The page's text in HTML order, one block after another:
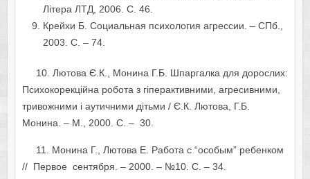
Лiтера ЛТД, 2006. С. 46.
Крейхи Б. Социальная психология агрессии. – СПб.,
2003. С. – 74.
10. Лютова Є.К., Монина Г.Б. Шпаргалка для дорослих:
Психокорекційна робота з гіперактивними, агресивними,
тривожними і аутичними дітьми / Є.К. Лютова, Г.Б.
Монина. – М., 2000. С. – 30.
11. Монина Г., Лютова Е. Работа с “особым” ребенком
// Первое сентября. – 2000. – №10. С. – 34.